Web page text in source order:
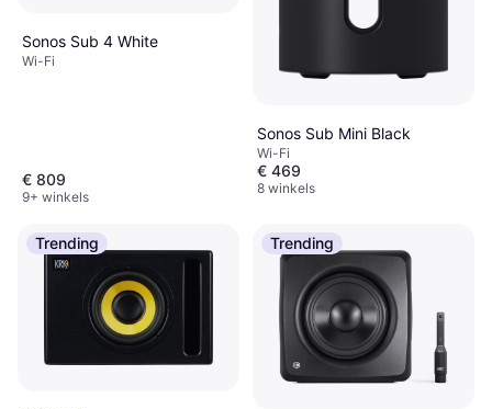
Sonos Sub 4 White
Wi-Fi
€ 809
9+ winkels
Sonos Sub Mini Black
Wi-Fi
€ 469
8 winkels
Trending Trending